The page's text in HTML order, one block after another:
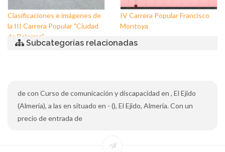
Clasificaciones e imágenes de
la III Carrera Popular "Ciudad
de Balerma"
IV Carrera Popular Francisco
Montoya
Subcategorías relacionadas
de con Curso de comunicación y discapacidad en , El Ejido
(Almería), a las en situado en - (), El Ejido, Almería. Con un
precio de entrada de